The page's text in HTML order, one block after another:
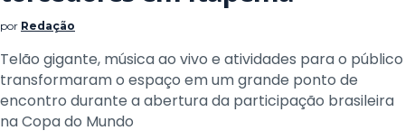
por Redação
Telão gigante, música ao vivo e atividades para o público
transformaram o espaço em um grande ponto de
encontro durante a abertura da participação brasileira
na Copa do Mundo